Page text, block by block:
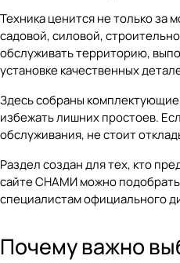
Техника ценится не только за
садовой, силовой,
обслуживать территорию,
установке качественных
Здесь собраны
избежать лишних простоев.
обслуживания, не стоит
Раздел создан для тех, кто
сайтеСНАМИможно
специалистам официального
Почему важно